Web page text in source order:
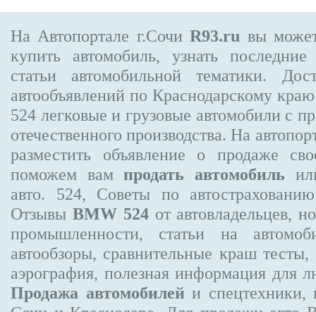
На Автопортале г.СочиR93.ru вы
купить автомобиль, узнать
статьи автомобильной тематики.
автообъявлений по Краснодарскому
524 легковые и грузовые автомобили с
отечественного производства. На
разместить объявление о продаже
поможем вампродать автомобиль
авто. 524, Советы по
Отзывы BMW 524от автовладельцев,
промышленности, статьи на
автообзоры, сравнительные краш
аэрография, полезная информация для
Продажа автомобилей и спецтехники,